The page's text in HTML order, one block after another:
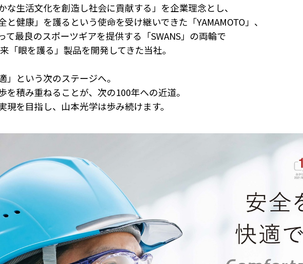
な生活文化を創造し社会に貢献する」を企業理念とし、
と健康」を護るという使命を受け継いできた「YAMAMOTO」、
て最良のスポーツギアを提供する「SWANS」の両輪で
「眼を護る」製品を開発してきた当社。
」という次のステージへ。
を積み重ねることが、次の100年への近道。
現を目指し、山本光学は歩み続けます。